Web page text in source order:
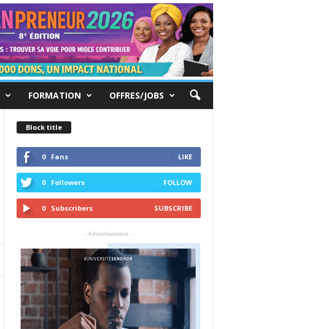
FORMATION OFFRES/JOBS
Block title
0 Fans LIKE
0 Followers FOLLOW
0 Subscribers SUBSCRIBE
- Advertisement -